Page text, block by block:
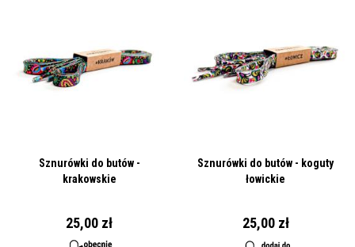
Sznurówki do butów -
krakowskie
25,00 zł
Sznurówki do butów - koguty
łowickie
25,00 zł